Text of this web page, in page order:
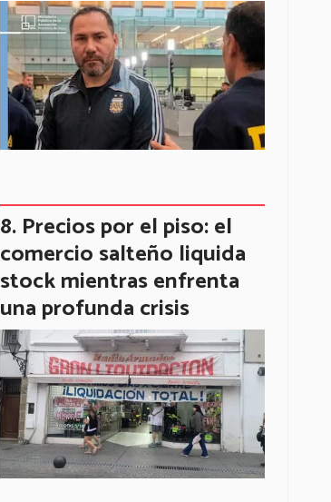
Precios por el piso: el
comercio salteño liquida
stock mientras enfrenta
una profunda crisis